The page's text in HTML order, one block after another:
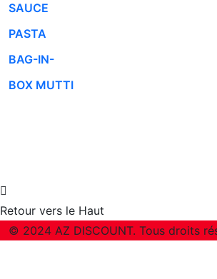
SAUCE
PASTA
BAG-IN-
BOX MUTTI
Retour vers le Haut
© 2024 AZ DISCOUNT. Tous droits